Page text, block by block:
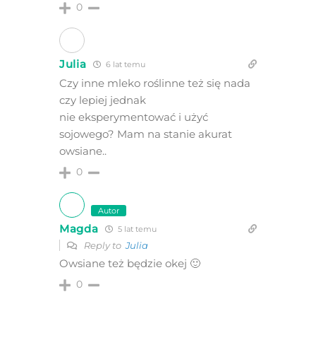
0
Julia 6 lat temu
Czy inne mleko roślinne też się nada
czy lepiej jednak
nie eksperymentować i użyć
sojowego? Mam na stanie akurat
owsiane..
0
Autor
Magda 5 lat temu
Reply toJulia
Owsiane też będzie okej 🙂
0